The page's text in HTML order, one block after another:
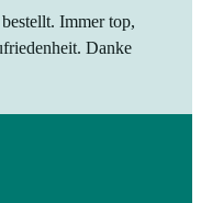
Immer top,
Danke